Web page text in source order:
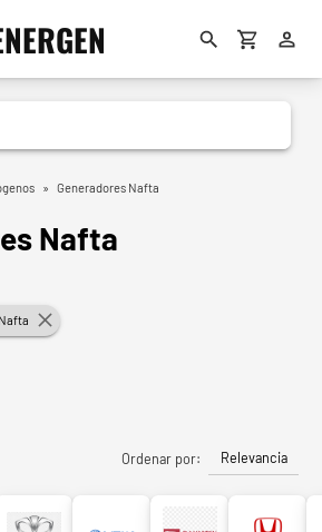
» Generadores Nafta
Nafta
Ordenar por: Relevancia